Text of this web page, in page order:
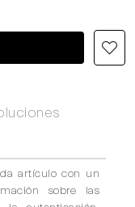
artículo con un
sobre las